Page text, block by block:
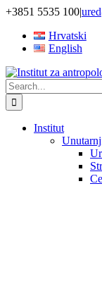
Skip
content
+3851 5535 100|
Hrvatski
English
Search
for:
Institut